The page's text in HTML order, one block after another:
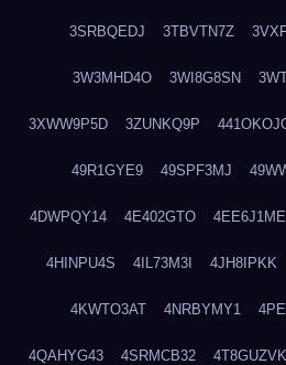
3SRBQEDJ 3TBVTN7Z
3W3MHD4O 3WI8G8SN
3XWW9P5D 3ZUNKQ9P
49R1GYE9 49SPF3MJ
4DWPQY14 4E402GTO 4EE6J1ME
4HINPU4S 4IL73M3I 4JH8IPKK
4KWTO3AT 4NRBYMY1
4QAHYG43 4SRMCB32 4T8GUZVK